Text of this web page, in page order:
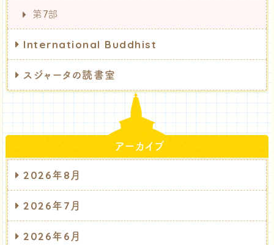
第7部
International Buddhist
スジャータの読書室
アーカイブ
2026年8月
2026年7月
2026年6月